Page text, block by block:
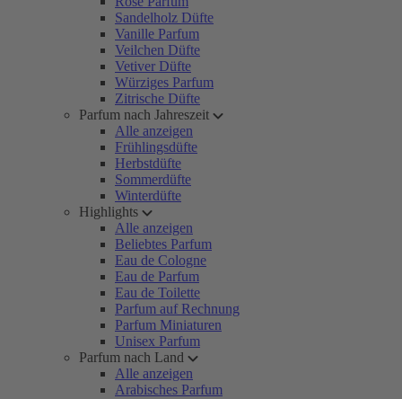
Sandelholz Düfte
Vanille Parfum
Veilchen Düfte
Vetiver Düfte
Würziges Parfum
Zitrische Düfte
Parfum nach Jahreszeit
Alle anzeigen
Frühlingsdüfte
Herbstdüfte
Sommerdüfte
Winterdüfte
Highlights
Alle anzeigen
Beliebtes Parfum
Eau de Cologne
Eau de Parfum
Eau de Toilette
Parfum auf Rechnung
Parfum Miniaturen
Unisex Parfum
Parfum nach Land
Alle anzeigen
Arabisches Parfum